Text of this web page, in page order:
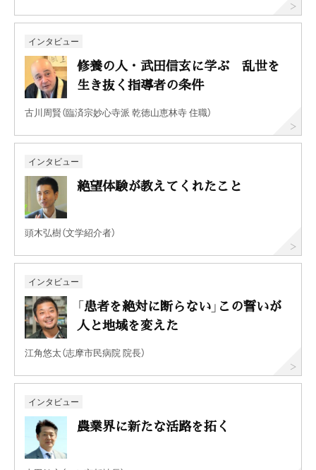
インタビュー
修養の人・武田信玄に学ぶ 乱世を
生き抜く指導者の条件
古川周賢（臨済宗妙心寺派 乾徳山恵林寺 住職）
インタビュー
絶望体験が教えてくれたこと
頭木弘樹（文学紹介者）
インタビュー
「患者を絶対に断らない」この誓いが
人と地域を変えた
江角悠太（志摩市民病院 院長）
インタビュー
農業界に新たな活路を拓く